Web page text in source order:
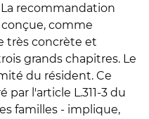
recommandation
comme
très concrète et
grands chapitres. Le
du résident. Ce
par l'article L.311-3 du
familles - implique,